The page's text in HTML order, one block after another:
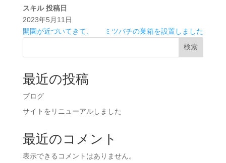
スキル 投稿日
2023年5月11日
開園が近づいてきて、
ミツバチの巣箱を設置しました
検索
最近の投稿
ブログ
サイトをリニューアルしました
最近のコメント
表示できるコメントはありません。